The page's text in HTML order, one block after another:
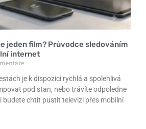
jeden film? Průvodce sledováním
internet
je k dispozici rychlá a spolehlivá
pod stan, nebo trávíte odpoledne
budete chtít pustit televizi přes mobilní